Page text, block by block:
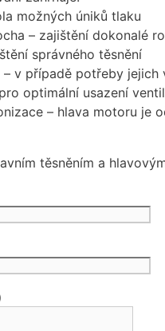
možných úniků tlaku
– zajištění dokonalé
správného těsnění
v případě potřeby jejich
optimální usazení
– hlava motoru je
těsněním a